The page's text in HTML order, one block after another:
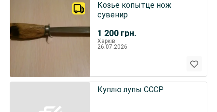
1 200 грн.
Козье копытце нож
сувенир
Харків
26.07.2026
Куплю лупы СССР